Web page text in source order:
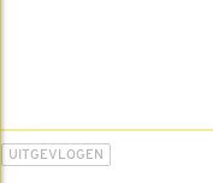
UITGEVLOGEN